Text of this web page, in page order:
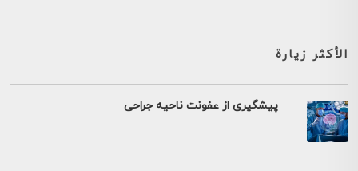
الأكثر زيارة
پیشگیری از عفونت ناحیه جراحی